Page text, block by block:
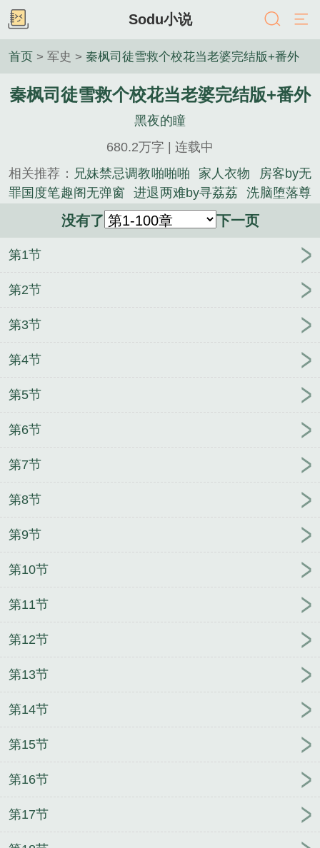
Sodu小说
首页 > 军史 > 秦枫司徒雪救个校花当老婆完结版+番外
秦枫司徒雪救个校花当老婆完结版+番外
黑夜的瞳
680.2万字 | 连载中
相关推荐： 兄妹禁忌调教啪啪啪 家人衣物
房客by无
罪国度笔趣阁无弹窗
进退两难by寻荔荔
洗脑堕落尊
严破坏宗教洗脑丢脸色情游戏王OCG驱魔师
无罪国度笔趣阁无弹窗 春物之精液依存症系列
校草们的夹心饼干by美女知知
进退两难by寻荔荔未
客by无罪国度未删减版
她是校草们的夹心饼干by美
知知未删减版
进退两难by寻荔荔笔
调教这个世界
越是使用催
眠软件去做下作的事情，就越是会深陷其中无法自
拔
燕桡by无罪国度
兄妹禁
忌调教啪啪啪
房客by无罪
房客by无罪国度笔
趣阁无弹窗
她是校草们
夹心饼干by美女知知
她是校草们的夹心饼干by美女
就越是会深陷其中无法自拔
燕桡by无罪国度未删减
进退两难by寻荔荔笔趣
阁无弹窗
我靠种田飞
升了[穿书］
洗脑堕落
没有了 下一页
第1节
第2节
第3节
第4节
第5节
第6节
第7节
第8节
第9节
第10节
第11节
第12节
第13节
第14节
第15节
第16节
第17节